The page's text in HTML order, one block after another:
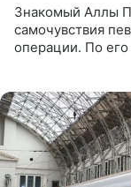
Знакомый Аллы
самочувствия
операции. По